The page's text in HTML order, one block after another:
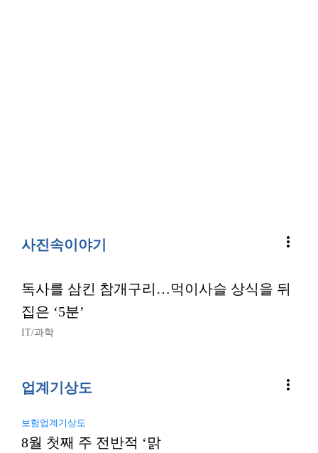
사진속이야기 more_vert
독사를 삼킨 참개구리…먹이사슬 상식을 뒤
집은 ‘5분’
IT/과학
업계기상도 more_vert
보험업계기상도
8월 첫째 주 전반적 ‘맑